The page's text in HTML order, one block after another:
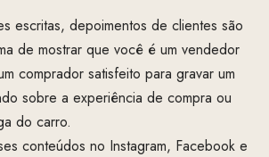
escritas, depoimentos de clientes são
de mostrar que você é um vendedor
comprador satisfeito para gravar um
sobre a experiência de compra ou
do carro.
conteúdos no Instagram, Facebook e